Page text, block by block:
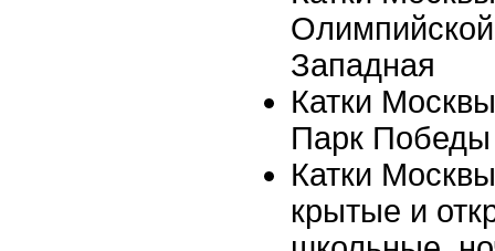
Западная
Катки
Парк Победы
Катки
крытые и